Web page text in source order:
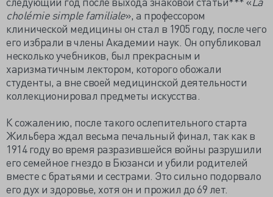
cholémie simple familiale», а профессором
клинической медицины он стал в 1905 году, после чего
его избрали в члены Академии наук. Он опубликовал
несколько учебников, был прекрасным и
харизматичным лектором, которого обожали
студенты, а вне своей медицинской деятельности
коллекционировал предметы искусства.
К сожалению, после такого ослепительного старта
Жильбера ждал весьма печальный финал, так как в
1914 году во время разразившейся войны разрушили
его семейное гнездо в Бюзанси и убили родителей
вместе с братьями и сестрами. Это сильно подорвало
его дух и здоровье, хотя он и прожил до 69 лет.